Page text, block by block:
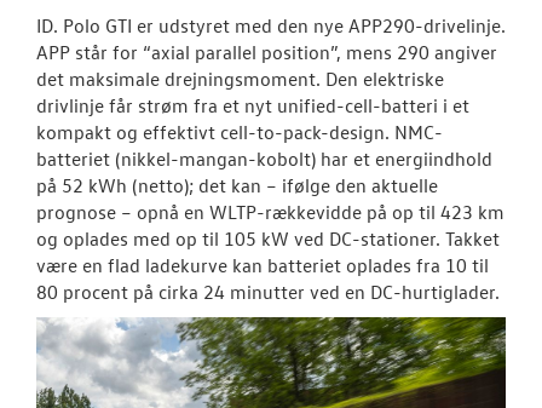
ID. Polo GTI er udstyret med den nye APP290-drivelinje.
APP står for “axial parallel position”, mens 290 angiver
det maksimale drejningsmoment. Den elektriske
drivlinje får strøm fra et nyt unified-cell-batteri i et
kompakt og effektivt cell-to-pack-design. NMC-
batteriet (nikkel-mangan-kobolt) har et energiindhold
på 52 kWh (netto); det kan – ifølge den aktuelle
prognose – opnå en WLTP-rækkevidde på op til 423 km
og oplades med op til 105 kW ved DC-stationer. Takket
være en flad ladekurve kan batteriet oplades fra 10 til
80 procent på cirka 24 minutter ved en DC-hurtiglader.